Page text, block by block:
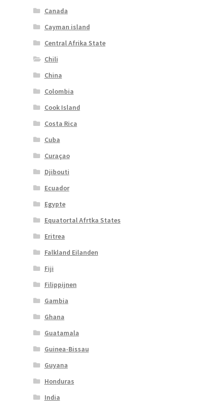
Canada
Cayman island
Central Afrika State
Chili
China
Colombia
Cook Island
Costa Rica
Cuba
Curaçao
Djibouti
Ecuador
Egypte
Equatortal Afrtka States
Eritrea
Falkland Eilanden
Fiji
Filippijnen
Gambia
Ghana
Guatamala
Guinea-Bissau
Guyana
Honduras
India